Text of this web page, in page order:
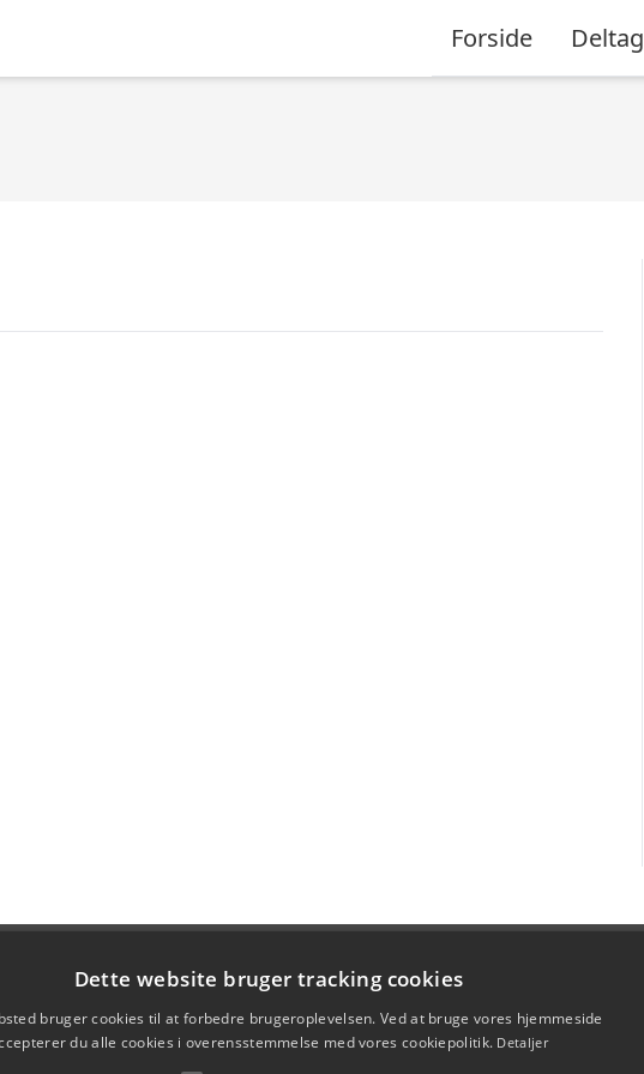
Forside
Dette website bruger tracking cookies
bruger cookies til at forbedre brugeroplevelsen. Ved at bruge vores hjemmeside
du alle cookies i overensstemmelse med vores cookiepolitik. Detaljer